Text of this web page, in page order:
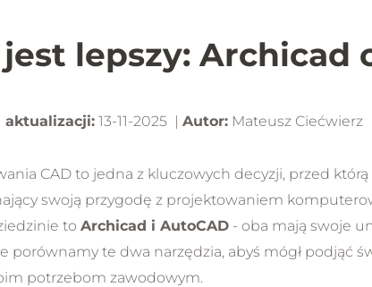
lepszy: Archicad
aktualizacji: 13-11-2025 | Autor: Mateusz Ciećwierz
CAD to jedna z kluczowych decyzji, przed którą
swoją przygodę z projektowaniem
to Archicad i AutoCAD - oba mają swoje
porównamy te dwa narzędzia, abyś mógł podjąć
potrzebom zawodowym.